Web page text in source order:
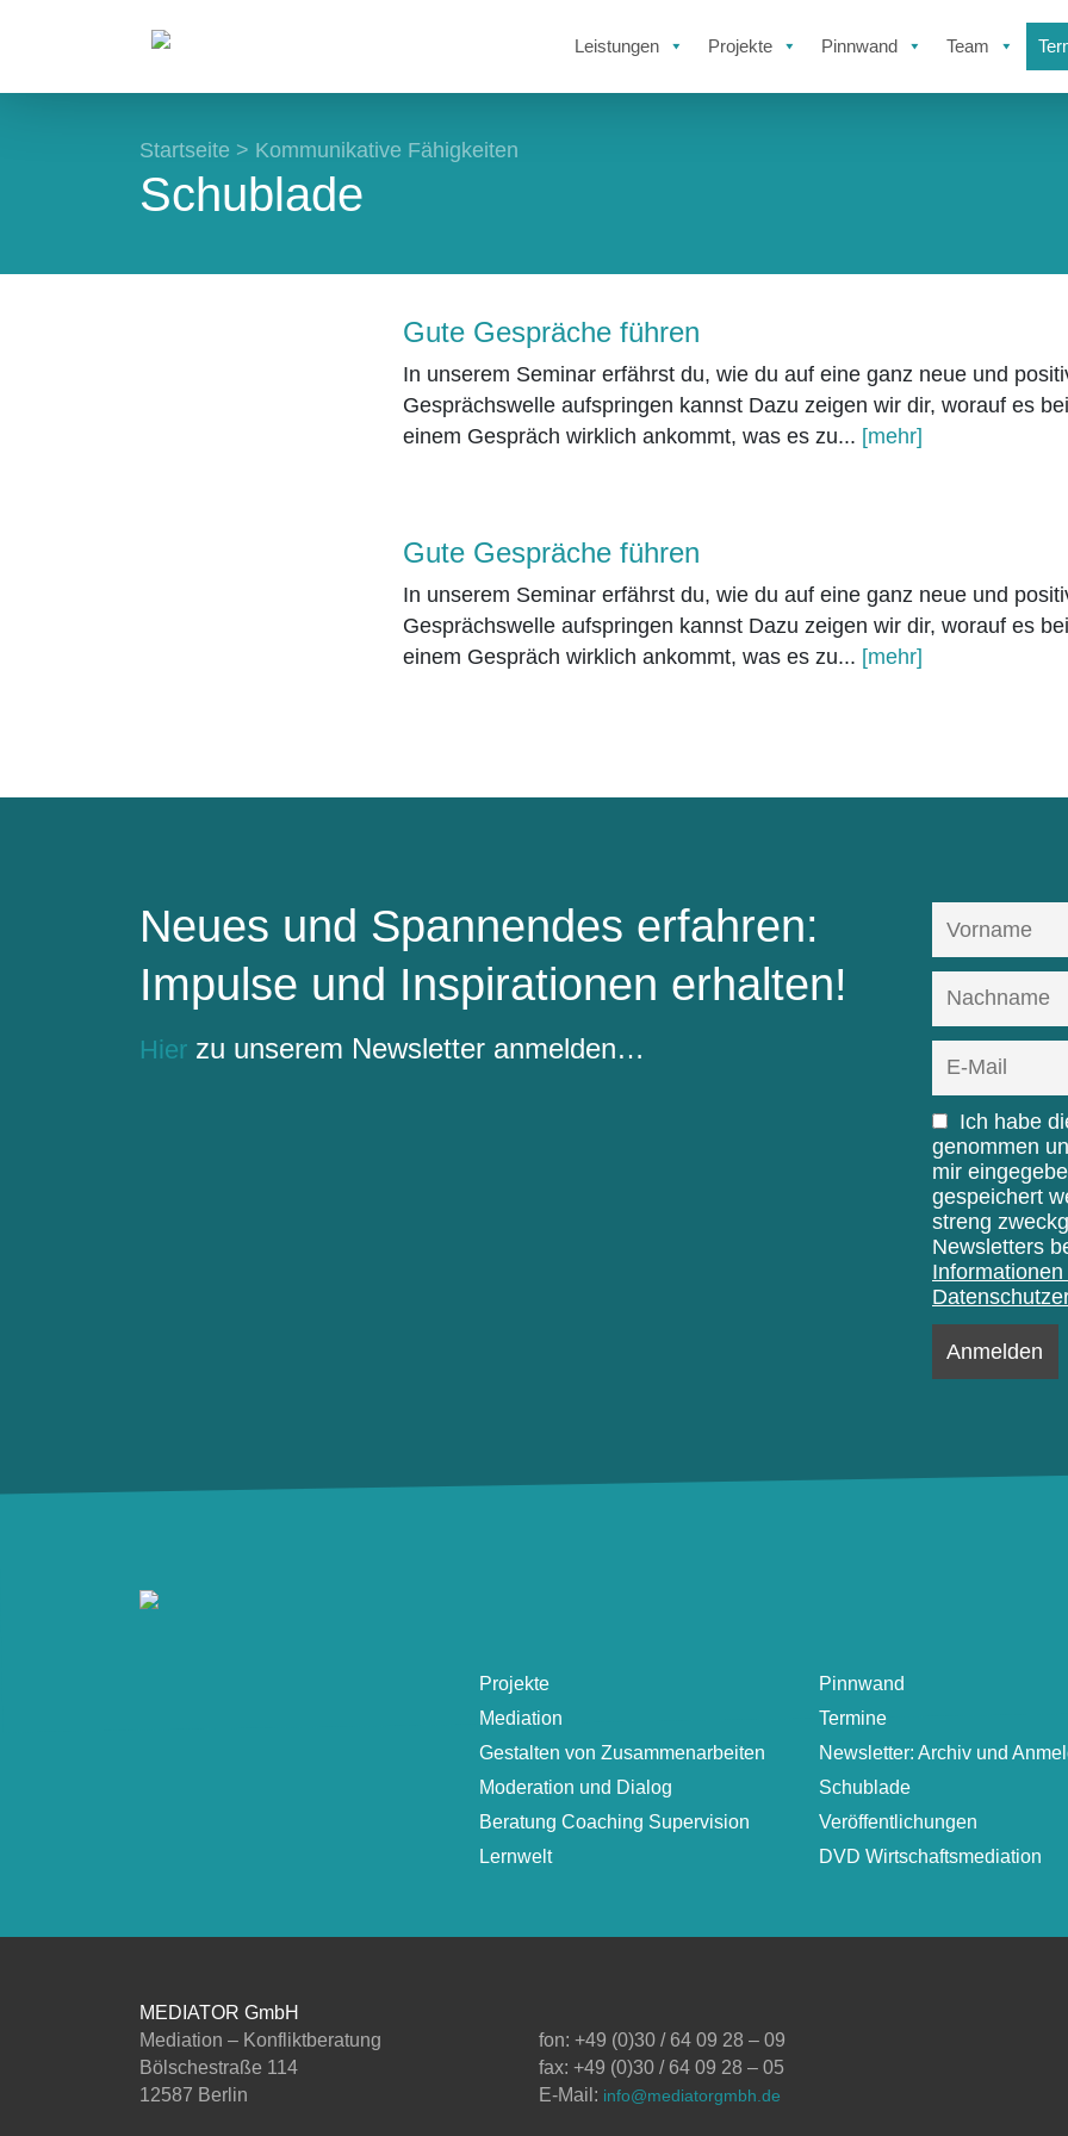
Leistungen Projekte Pinnwand Team
Startseite > Kommunikative Fähigkeiten
Schublade
Gute Gespräche führen
In unserem Seminar erfährst du, wie du auf eine ganz neue und
Gesprächswelle aufspringen kannst Dazu zeigen wir dir, worauf es
einem Gespräch wirklich ankommt, was es zu... [mehr]
Gute Gespräche führen
In unserem Seminar erfährst du, wie du auf eine ganz neue und
Gesprächswelle aufspringen kannst Dazu zeigen wir dir, worauf es
einem Gespräch wirklich ankommt, was es zu... [mehr]
Neues und Spannendes erfahren:
Impulse und Inspirationen erhalten!
Hier zu unserem Newsletter anmelden…
Ich habe
genommen
mir
gespeichert
streng
Newsletters
Projekte
Mediation
Gestalten von Zusammenarbeiten
Moderation und Dialog
Beratung Coaching Supervision
Lernwelt
Pinnwand
Termine
Newsletter: Archiv und
Schublade
Veröffentlichungen
DVD Wirtschaftsmediation
MEDIATOR GmbH
Mediation – Konfliktberatung
Bölschestraße 114
12587 Berlin
fon: +49 (0)30 / 64 09 28 – 09
fax: +49 (0)30 / 64 09 28 – 05
E-Mail: info@mediatorgmbh.de